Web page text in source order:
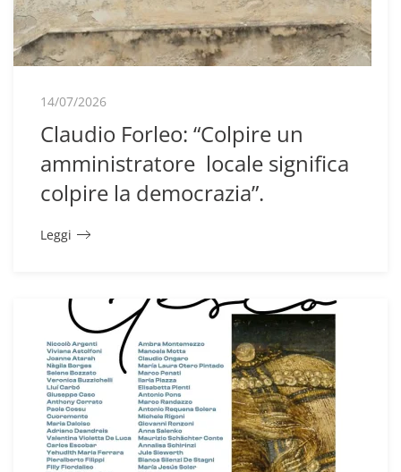
14/07/2026
Claudio Forleo: “Colpire un
amministratore locale significa
colpire la democrazia”.
Leggi